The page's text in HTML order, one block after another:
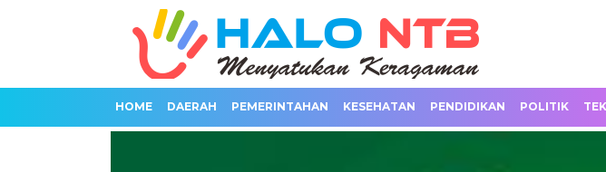
HOME DAERAH PEMERINTAHAN KESEHATAN PENDIDIKAN POLITIK